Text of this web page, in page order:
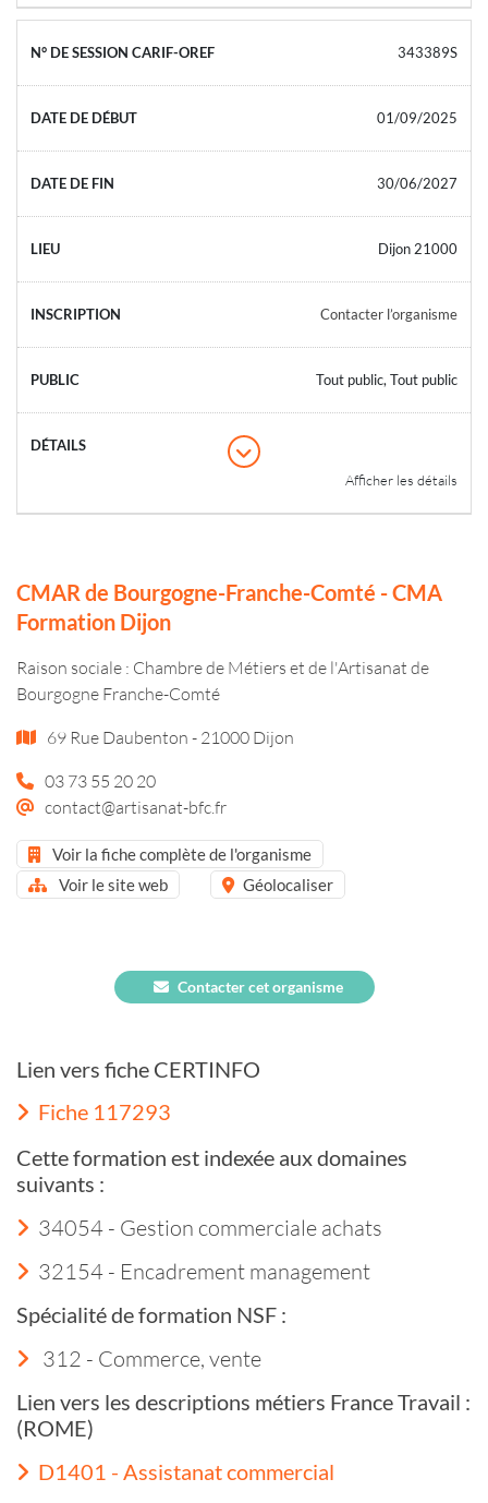
343389S
01/09/2025
30/06/2027
Dijon 21000
Contacter l’organisme
Tout public, Tout public
Afficher les détails
CMAR de Bourgogne-Franche-Comté - CMA
Formation Dijon
Raison sociale : Chambre de Métiers et de l'Artisanat de
Bourgogne Franche-Comté
69 Rue Daubenton - 21000 Dijon
03 73 55 20 20
contact@artisanat-bfc.fr
Voir la fiche complète de l'organisme
Voir le site web
Géolocaliser
Contacter cet organisme
Lien vers fiche CERTINFO
Fiche 117293
Cette formation est indexée aux domaines
suivants :
34054 - Gestion commerciale achats
32154 - Encadrement management
Spécialité de formation NSF :
312 - Commerce, vente
Lien vers les descriptions métiers France Travail :
(ROME)
D1401 - Assistanat commercial